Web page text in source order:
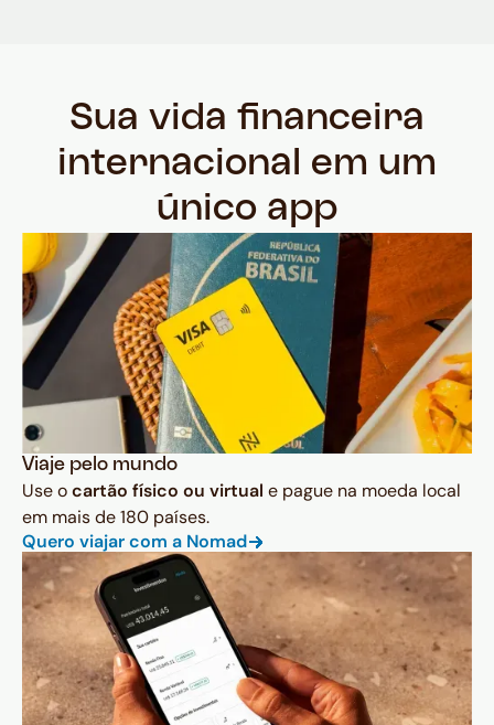
Sua vida financeira
internacional em um
único app
Viaje pelo mundo
Use ocartão físico ou virtual e pague na moeda local
em mais de 180 países.
Quero viajar com a Nomad